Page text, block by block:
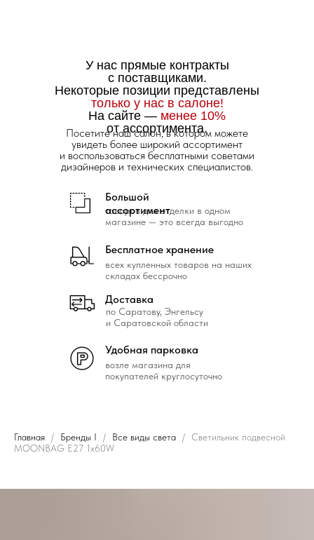
возле магазина для
покупателей круглосуточно
Удобная парковка
всех купленных товаров на наших
складах бессрочно
Бесплатное хранение
товаров для отделки в одном
магазине — это всегда выгодно
Большой
ассортимент
по Саратову, Энгельсу
и Саратовской области
Доставка
У нас прямые контракты
с поставщиками.
Некоторые позиции представлены
только у нас в салоне!
На сайте — менее 10%
от ассортимента.
Посетите наш салон, в котором можете
увидеть более широкий ассортимент
и воспользоваться бесплатными советами
дизайнеров и технических специалистов.
Главная Бренды I Все виды света
Светильник подвесной
MOONBAG E27 1х60W